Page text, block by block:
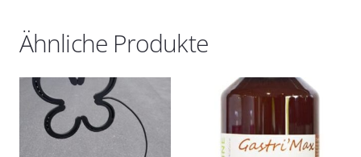
Ähnliche Produkte